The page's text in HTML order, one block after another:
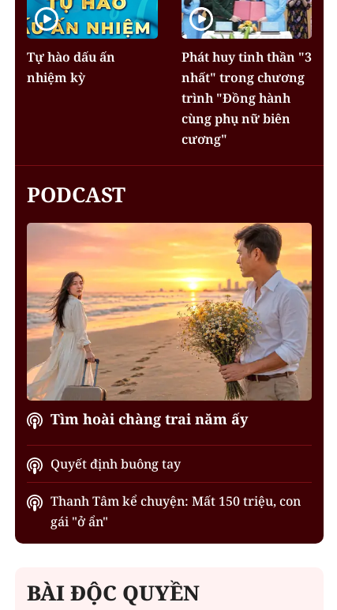
Tự hào dấu ấn
nhiệm kỳ
Phát huy tinh thần "3
nhất" trong chương
trình "Đồng hành
cùng phụ nữ biên
cương"
PODCAST
Tìm hoài chàng trai năm ấy
Quyết định buông tay
Thanh Tâm kể chuyện: Mất 150 triệu, con
gái "ở ẩn"
BÀI ĐỘC QUYỀN